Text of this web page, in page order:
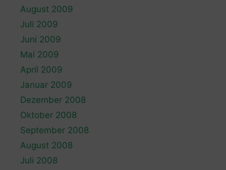
August 2009
Juli 2009
Juni 2009
Mai 2009
April 2009
Januar 2009
Dezember 2008
Oktober 2008
September 2008
August 2008
Juli 2008